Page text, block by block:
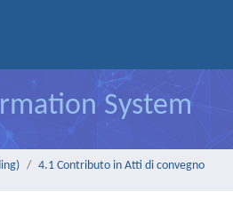
System
4.1 Contributo in Atti di convegno